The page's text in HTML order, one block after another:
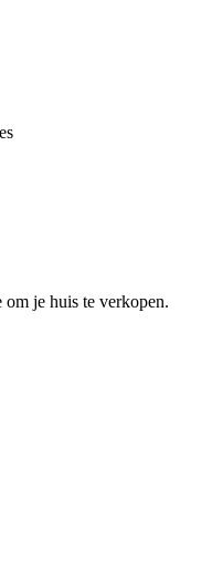
om je huis te verkopen.